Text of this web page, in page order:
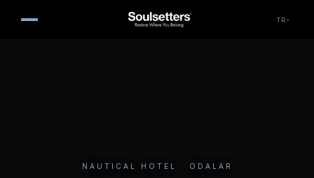
TR ▾
NAUTICAL HOTEL · ODALAR